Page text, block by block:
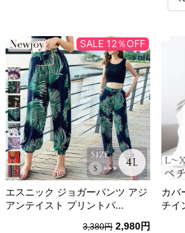
SALE 12％OFF
エスニック ジョガーパンツ アジ
アンテイスト プリントパ...
3,380円 2,980円
カバ
チイ